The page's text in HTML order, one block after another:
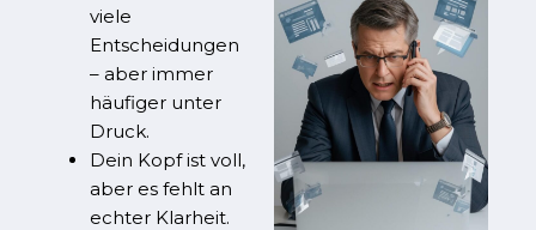
viele
Entscheidungen
– aber immer
häufiger unter
Druck.
Dein Kopf ist voll,
aber es fehlt an
echter Klarheit.